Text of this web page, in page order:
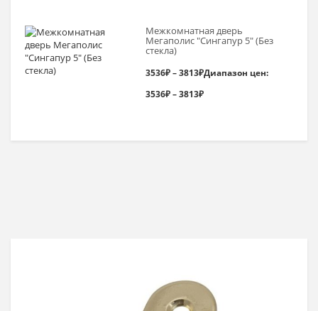
Межкомнатная дверь
Мегаполис "Сингапур 5" (Без
стекла)
3536₽–3813₽Диапазон цен:
3536₽ – 3813₽